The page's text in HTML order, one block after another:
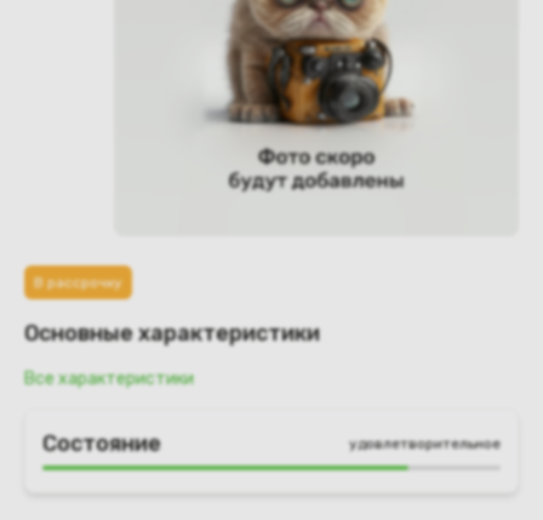
В рассрочку
Основные характеристики
Все характеристики
Состояние удовлетворительное